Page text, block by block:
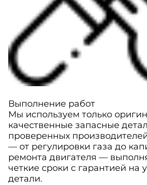
Выполнение работ
Мы используем только
качественные запасные
проверенных
— от регулировки газа до
ремонта двигателя —
четкие сроки с гарантией на
детали.